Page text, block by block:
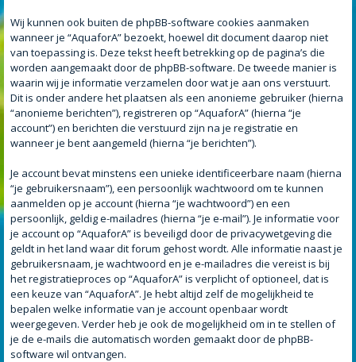
Wij kunnen ook buiten de phpBB-software cookies aanmaken
wanneer je “AquaforA” bezoekt, hoewel dit document daarop niet
van toepassing is. Deze tekst heeft betrekking op de pagina’s die
worden aangemaakt door de phpBB-software. De tweede manier is
waarin wij je informatie verzamelen door wat je aan ons verstuurt.
Dit is onder andere het plaatsen als een anonieme gebruiker (hierna
“anonieme berichten”), registreren op “AquaforA” (hierna “je
account”) en berichten die verstuurd zijn na je registratie en
wanneer je bent aangemeld (hierna “je berichten”).
Je account bevat minstens een unieke identificeerbare naam (hierna
“je gebruikersnaam”), een persoonlijk wachtwoord om te kunnen
aanmelden op je account (hierna “je wachtwoord”) en een
persoonlijk, geldig e-mailadres (hierna “je e-mail”). Je informatie voor
je account op “AquaforA” is beveiligd door de privacywetgeving die
geldt in het land waar dit forum gehost wordt. Alle informatie naast je
gebruikersnaam, je wachtwoord en je e-mailadres die vereist is bij
het registratieproces op “AquaforA” is verplicht of optioneel, dat is
een keuze van “AquaforA”. Je hebt altijd zelf de mogelijkheid te
bepalen welke informatie van je account openbaar wordt
weergegeven. Verder heb je ook de mogelijkheid om in te stellen of
je de e-mails die automatisch worden gemaakt door de phpBB-
software wil ontvangen.